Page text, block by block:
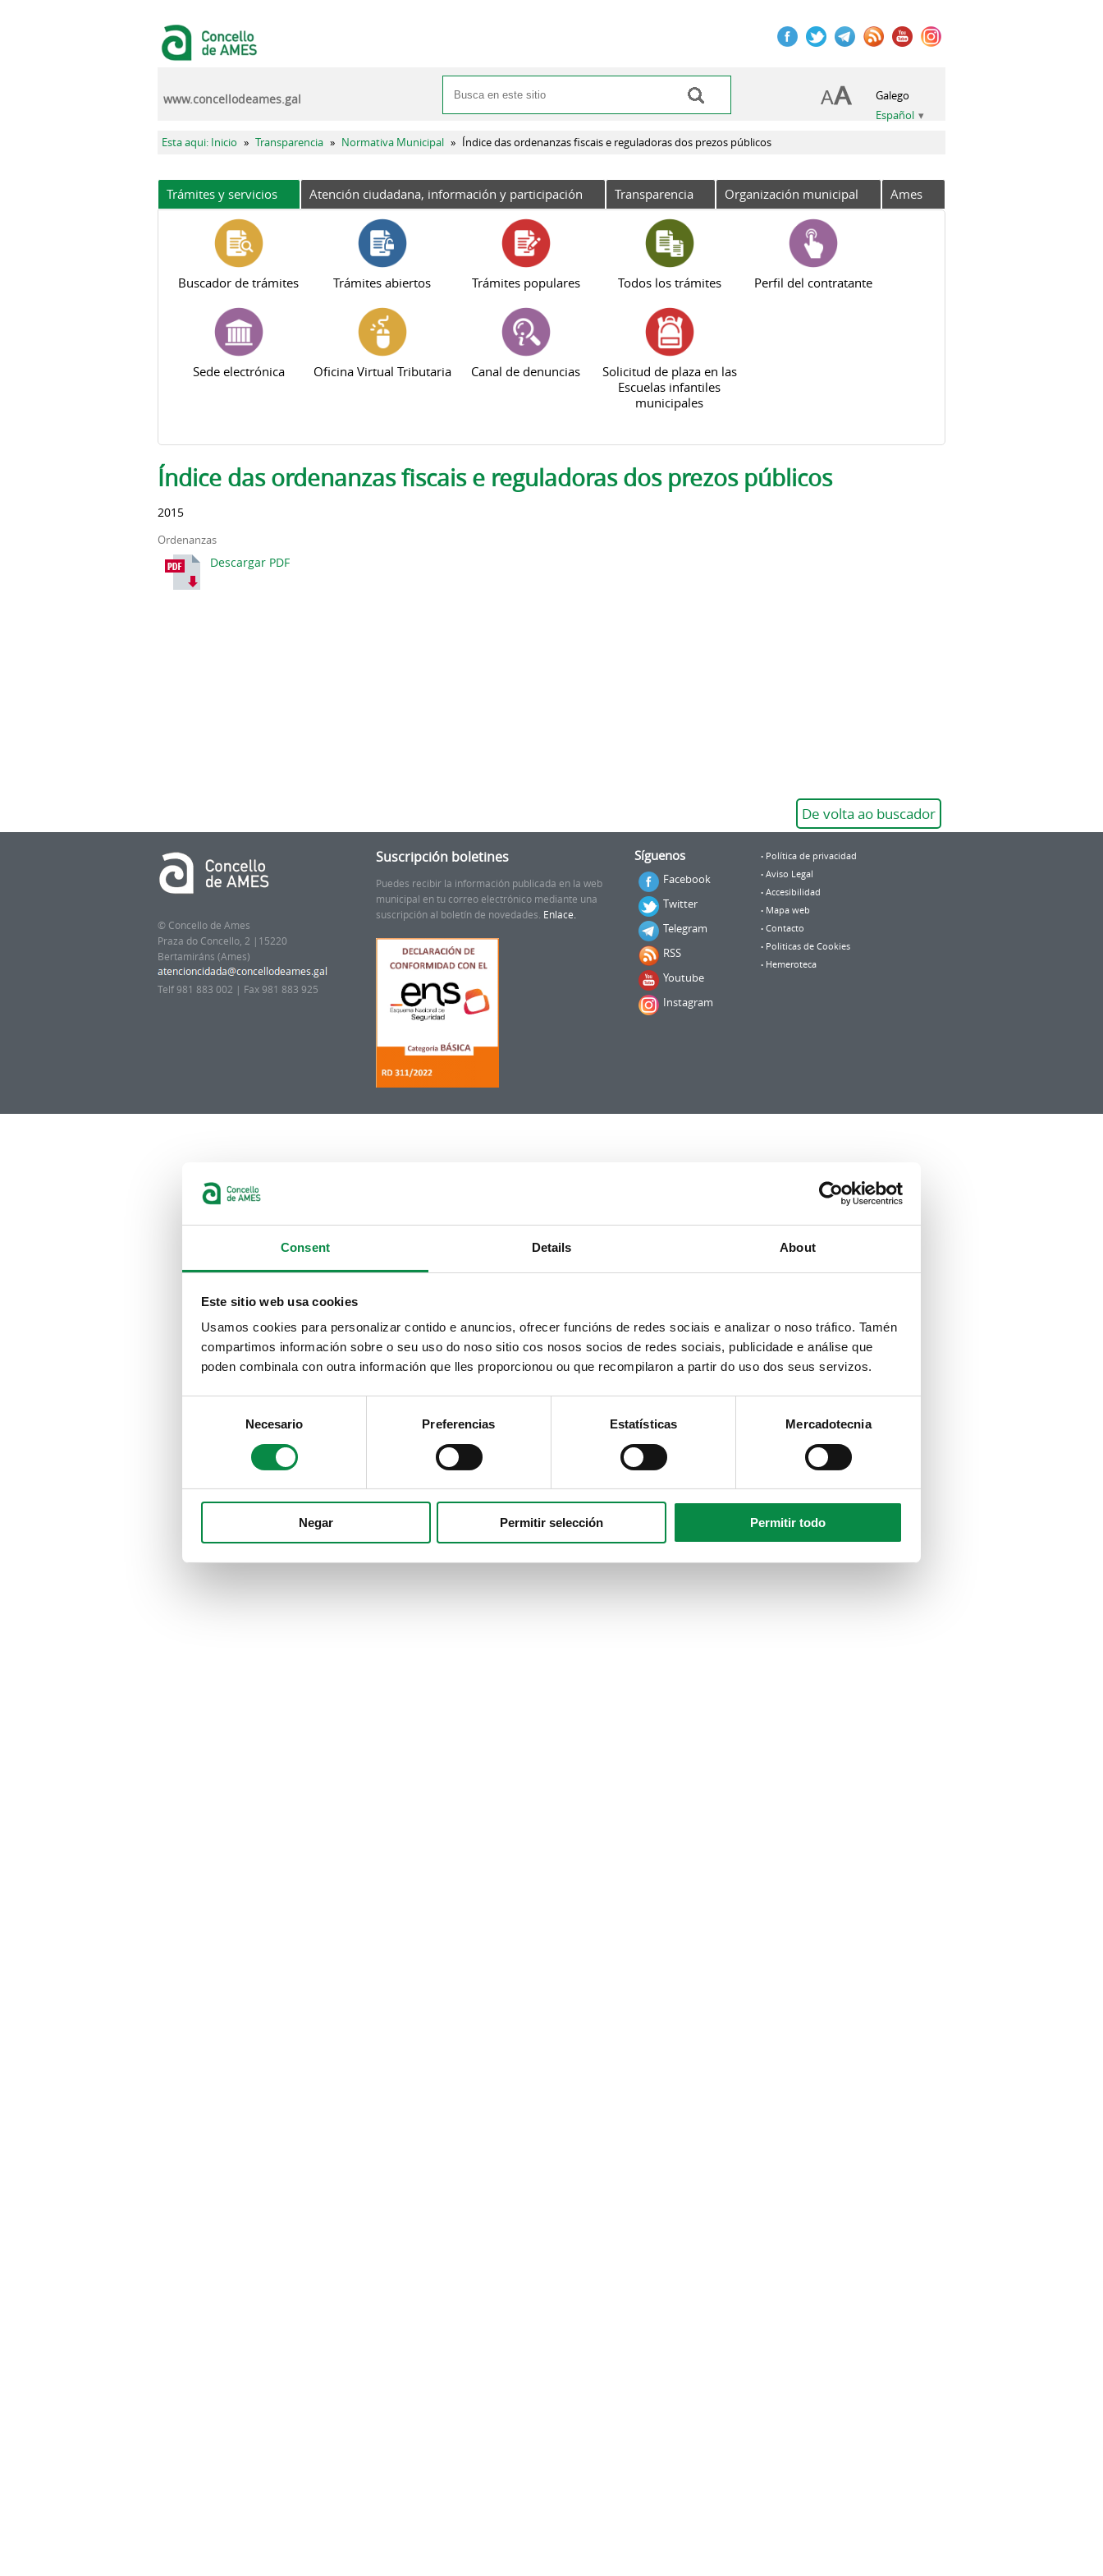
Consent Details About
Este sitio web usa cookies
Usamos cookies para personalizar contido e anuncios, ofrecer funcións de redes sociais e analizar o noso tráfico. Tamén
compartimos información sobre o seu uso do noso sitio cos nosos socios de redes sociais, publicidade e análise que
poden combinala con outra información que lles proporcionou ou que recompilaron a partir do uso dos seus servizos.
Necesario Preferencias Estatísticas Mercadotecnia
Negar Permitir selección Permitir todo
Formulario de búsqueda
Buscar
Galego
Español
www.concellodeames.gal
Se encuentra usted aquí
Esta aqui: Inicio » Transparencia » Normativa Municipal » Índice das ordenanzas fiscais e reguladoras dos prezos públicos
Trámites y servicios Atención ciudadana, información y participación Transparencia Organización municipal Ames
Buscador de trámites Trámites abiertos Trámites populares Todos los trámites Perfil del contratante
Sede electrónica Oficina Virtual Tributaria Canal de denuncias
Solicitud de plaza en las
Escuelas infantiles
municipales
Solapas principales
Índice das ordenanzas fiscais e reguladoras dos prezos públicos
2015
Ordenanzas
Descargar PDF
De volta ao buscador
© Concello de Ames
Praza do Concello, 2 |15220
Bertamiráns (Ames)
Telf 981 883 002 | Fax 981 883 925
Suscripción boletines
Puedes recibir la información publicada en la web
municipal en tu correo electrónico mediante una
suscripción al boletín de novedades. Enlace.
Síguenos
Facebook
Twitter
Telegram
RSS
Youtube
Instagram
Política de privacidad
Aviso Legal
Accesibilidad
Mapa web
Contacto
Politicas de Cookies
Hemeroteca